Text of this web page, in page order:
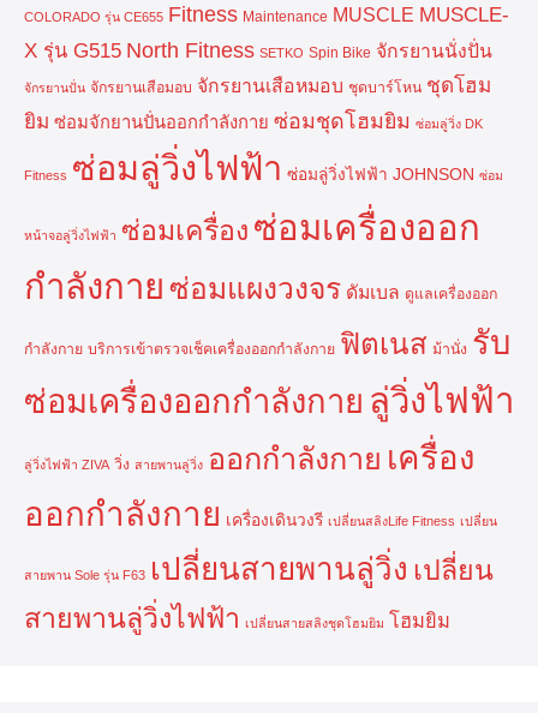
COLORADO รุ่น CE655 Fitness Maintenance MUSCLE MUSCLE-
X รุ่น G515 North Fitness SETKO Spin Bike จักรยานนั่งปั่น
จักรยานปั่น จักรยานเสือมอบ จักรยานเสือหมอบ ชุดบาร์โหน ชุดโฮม
ยิม ซ่อมจักยานปั่นออกกำลังกาย ซ่อมชุดโฮมยิม ซ่อมลู่วิ่ง DK
Fitness ซ่อมลู่วิ่งไฟฟ้า ซ่อมลู่วิ่งไฟฟ้า JOHNSON ซ่อม
หน้าจอลู่วิ่งไฟฟ้า ซ่อมเครื่อง ซ่อมเครื่องออก
กำลังกาย ซ่อมแผงวงจร ดัมเบล ดูแลเครื่องออก
กำลังกาย บริการเข้าตรวจเช็คเครื่องออกกำลังกาย ฟิตเนส ม้านั่ง รับ
ซ่อมเครื่องออกกำลังกาย ลู่วิ่งไฟฟ้า
ลู่วิ่งไฟฟ้า ZIVA วิ่ง สายพานลู่วิ่ง ออกกำลังกาย เครื่อง
ออกกำลังกาย เครื่องเดินวงรี เปลี่ยนสลิงLife Fitness เปลี่ยน
สายพาน Sole รุ่น F63 เปลี่ยนสายพานลู่วิ่ง เปลี่ยน
สายพานลู่วิ่งไฟฟ้า เปลี่ยนสายสลิงชุดโฮมยิม โฮมยิม